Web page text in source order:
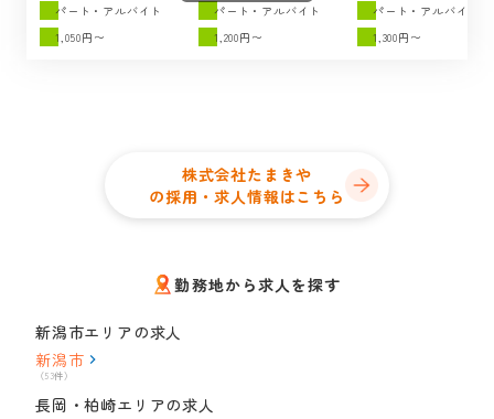
パート・アルバイト
1,050円〜
パート・アルバイト
1,200円〜
パート・アルバイト
1,300円〜
株式会社たまきや
の採用・求人情報はこちら
勤務地から求人を探す
新潟市エリアの求人
新潟市
（53件）
長岡・柏崎エリアの求人